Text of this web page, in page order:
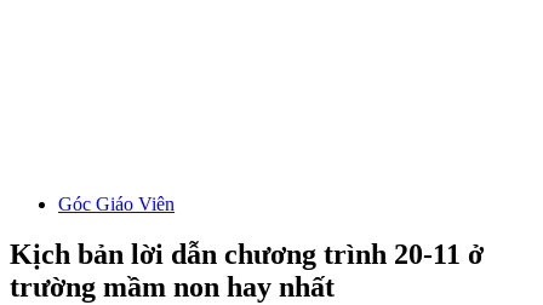
Góc Giáo Viên
Kịch bản lời dẫn chương trình 20-11 ở
trường mầm non hay nhất